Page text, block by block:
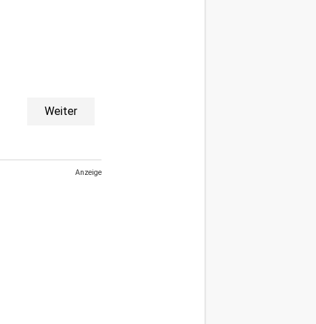
Weiter
Anzeige